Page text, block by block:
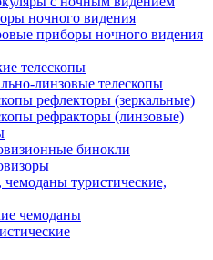
ночного видения
приборы ночного видения
телескопы
линзовые телескопы
рефлекторы (зеркальные)
рефракторы (линзовые)
бинокли
туристические,
чемоданы